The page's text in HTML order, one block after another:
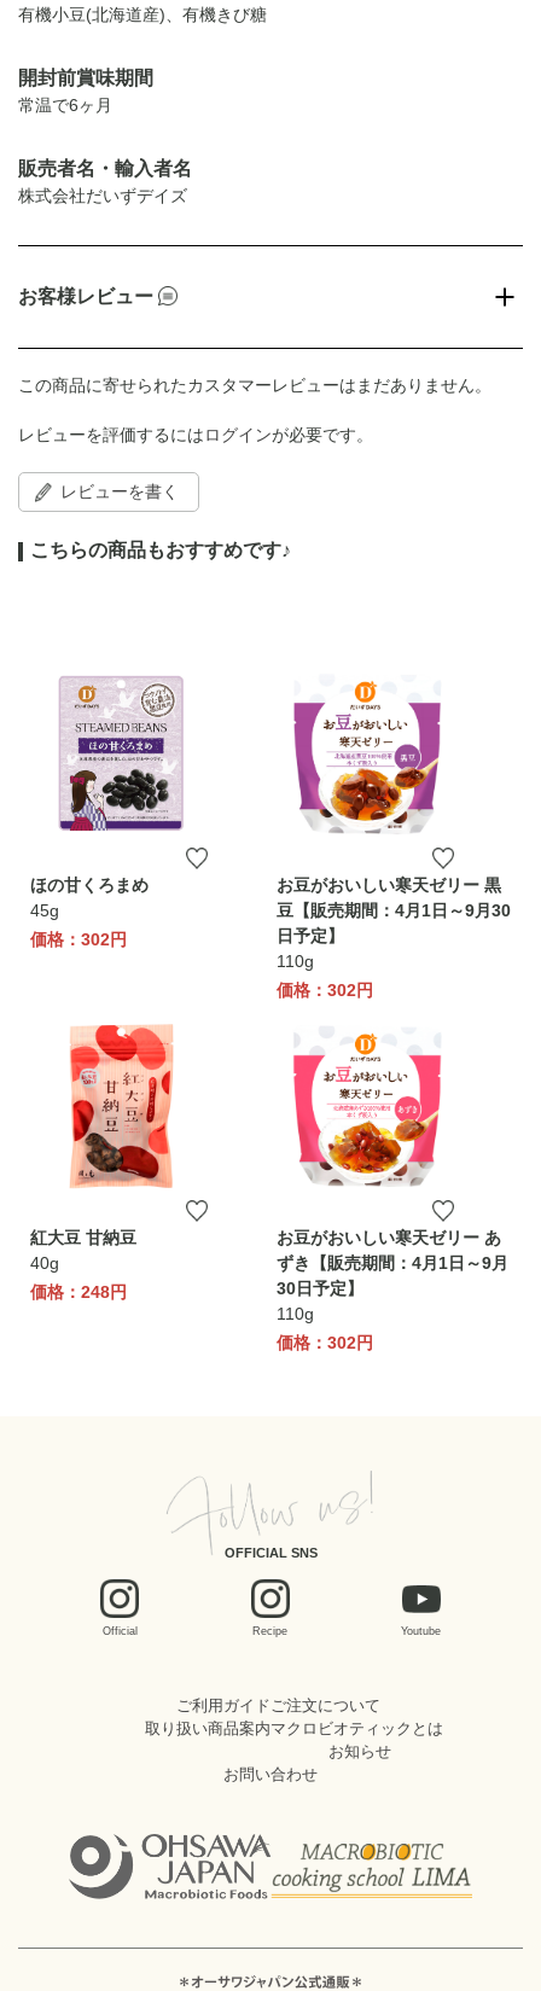
有機小豆(北海道産)、有機きび糖
開封前賞味期間
常温で6ヶ月
販売者名・輸入者名
株式会社だいずデイズ
お客様レビュー
この商品に寄せられたカスタマーレビューはまだありません。
レビューを評価するにはログインが必要です。
レビューを書く
こちらの商品もおすすめです♪
ほの甘くろまめ
45g
価格：302円
お豆がおいしい寒天ゼリー 黒
豆【販売期間：4月1日～9月30
日予定】
110g
価格：302円
紅大豆 甘納豆
40g
価格：248円
お豆がおいしい寒天ゼリー あ
ずき【販売期間：4月1日～9月
30日予定】
110g
価格：302円
OFFICIAL SNS
Official Recipe Youtube
ご利用ガイドご注文について
取り扱い商品案内マクロビオティックとは
お知らせ
お問い合わせ